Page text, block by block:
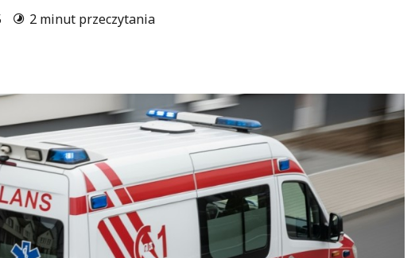
2 minut przeczytania